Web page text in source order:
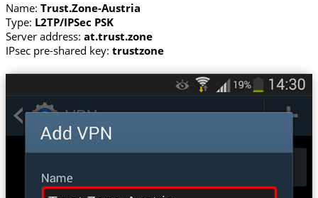
Name: Trust.Zone-Austria
Type: L2TP/IPSec PSK
Server address: at.trust.zone
IPsec pre-shared key: trustzone